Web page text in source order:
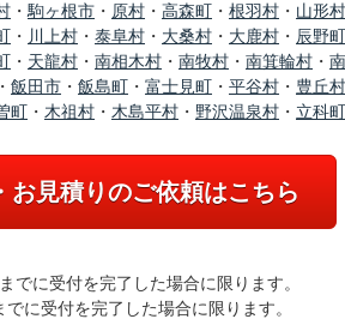
・ 駒ヶ根市 ・ 原村 ・ 高森町 ・ 根羽村 ・ 山形村
・ 川上村 ・ 泰阜村 ・ 大桑村 ・ 大鹿村 ・ 辰野町
・ 天龍村 ・ 南相木村 ・ 南牧村 ・ 南箕輪村 ・
・ 飯田市 ・ 飯島町 ・ 富士見町 ・ 平谷村 ・ 豊丘村
町 ・ 木祖村 ・ 木島平村 ・ 野沢温泉村 ・ 立科町
お見積りのご依頼はこちら
でに受付を完了した場合に限ります。
に受付を完了した場合に限ります。